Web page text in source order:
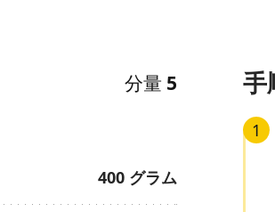
分量 5
400 グラム
手
1